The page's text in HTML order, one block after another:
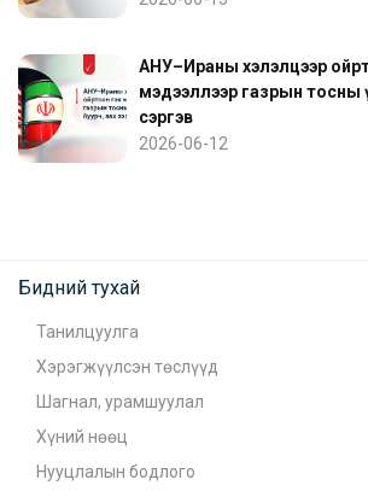
АНУ–Ираны хэлэлцээр
мэдээллээр газрын тосны
сэргэв
2026-06-12
Бидний тухай
Танилцуулга
Хэрэгжүүлсэн төслүүд
Шагнал, урамшуулал
Хүний нөөц
Нууцлалын бодлого